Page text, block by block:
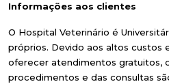
Informações aos clientes
O Hospital Veterinário é
próprios. Devido aos altos custos
oferecer atendimentos gratuitos,
procedimentos e das consultas